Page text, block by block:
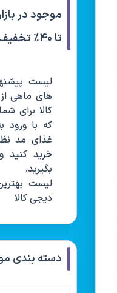
موجود در
تا ۴۰٪ تخفیف
لیست
های ماهی
کالا برای
که با ورود
غذای مد
خرید کنید
بگیرید.
لیست
دیجی کالا
دسته بندی